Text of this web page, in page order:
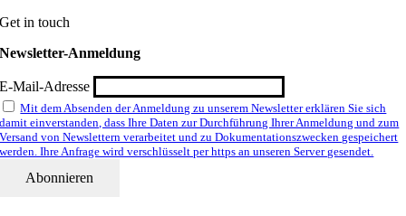
Get in touch
Newsletter-Anmeldung
E-Mail-Adresse
Mit dem Absenden der Anmeldung zu unserem Newsletter erklären Sie sich
damit einverstanden, dass Ihre Daten zur Durchführung Ihrer Anmeldung und zum
Versand von Newslettern verarbeitet und zu Dokumentationszwecken gespeichert
werden. Ihre Anfrage wird verschlüsselt per https an unseren Server gesendet.